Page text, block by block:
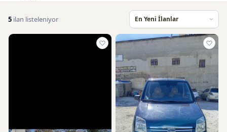
5 ilan listeleniyor